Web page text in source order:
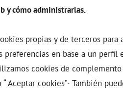
y cómo administrarlas.
propias y de terceros
en base a un perfil
cookies de
Aceptar cookies”· También